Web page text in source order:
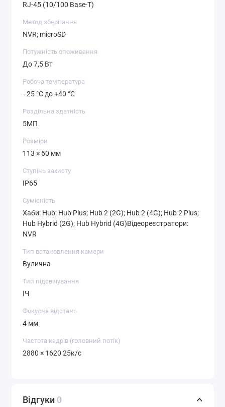
RJ-45 (10/100 Base-T)
Метод зберігання
NVR; microSD
Потужність споживання
До 7,5 Вт
Робоча температура
−25 °C до +40 °C
Роздільна здатність
5МП
Розміри
113 × 60 мм
Ступінь захисту
IP65
Сумісність
Хаби: Hub; Hub Plus; Hub 2 (2G); Hub 2 (4G); Hub 2 Plus;
Hub Hybrid (2G); Hub Hybrid (4G)Відеореєстратори:
NVR
Тип встановлення камери
Вулична
Тип підсвічування
ІЧ
Фокусна відстань
4 мм
Частота кадрів (головний потік)
2880 × 1620 25к/с
Відгуки 0